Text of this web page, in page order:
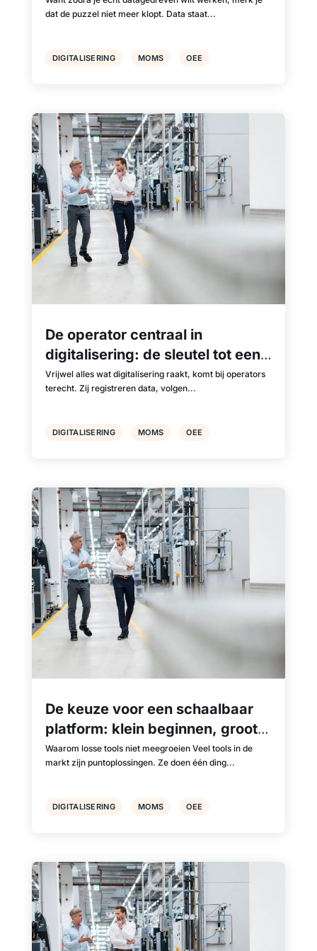
DIGITALISERING MOMS OEE
dat de puzzel niet meer klopt. Data staat...
De operator centraal in
digitalisering: de sleutel tot een
succesvolle digitale fabriek
DIGITALISERING MOMS OEE
Vrijwel alles wat digitalisering raakt, komt bij operators
terecht. Zij registreren data, volgen...
De keuze voor een schaalbaar
platform: klein beginnen, groot
groeien
DIGITALISERING MOMS OEE
Waarom losse tools niet meegroeien Veel tools in de
markt zijn puntoplossingen. Ze doen één ding...